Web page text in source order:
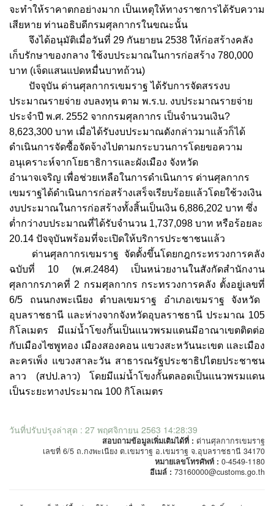
จะทำให้ราคาตกอย่างมาก เป็นเหตุให้ทางราชการได้รับความ
เสียหาย ท่านอธิบดีกรมศุลกากรในขณะนั้น
จึงได้อนุมัติเมื่อวันที่ 29 กันยายน 2538 ให้ก่อสร้างคลัง
เก็บรักษาของกลาง ใช้งบประมาณในการก่อสร้าง 780,000
บาท (เจ็ดแสนแปดหมื่นบาทถ้วน)
ปัจจุบัน ด่านศุลกากรเขมราฐ ได้รับการจัดสรรงบ
ประมาณรายจ่าย งบลงทุน ตาม พ.ร.บ. งบประมาณรายจ่าย
ประจำปี พ.ศ. 2552 จากกรมศุลกากร เป็นจำนวนเงิน?
8,623,300 บาท เมื่อได้รับงบประมาณดังกล่าวมาแล้วก็ได้
ดำเนินการจัดซื้อจัดจ้างไปตามกระบวนการโดยขอความ
อนุเคราะห์จากโยธาธิการและผังเมือง จังหวัด
อำนาจเจริญ เพื่อช่วยเหลือในการดำเนินการ ด่านศุลกากร
เขมราฐได้ดำเนินการก่อสร้างเสร็จเรียบร้อยแล้วโดยใช้วงเงิน
งบประมาณในการก่อสร้างทั้งสิ้นเป็นเงิน 6,886,202 บาท ซึ่ง
ต่ำกว่างบประมาณที่ได้รับจำนวน 1,737,098 บาท หรือร้อยละ
20.14 ปัจจุบันพร้อมที่จะเปิดให้บริการประชาชนแล้ว
ด่านศุลกากรเขมราฐ
จัดตั้งขึ้นโดยกฎกระทรวงการคลัง
ฉบับที่ 10 (พ.ศ.2484) เป็นหน่วยงานในสังกัดสำนักงาน
ศุลกากรภาคที่ 2 กรมศุลกากร กระทรวงการคลัง ตั้งอยู่เลขที่
6/5 ถนนกงพะเนียง ตำบลเขมราฐ อำเภอเขมราฐ
จังหวัด
อุบลราชธานี และห่างจากจังหวัดอุบลราชธานี ประมาณ 105
กิโลเมตร
มีแม่น้ำโขงกั้นเป็นแนวพรมแดนมีอาณาเขตติดต่อ
กับเมืองไซพูทอง เมืองสองคอน แขวงสะหวันนะเขต และเมือง
ละครเพ็ง แขวงสาละวัน สาธารณรัฐประชาธิปไตยประชาชน
ลาว (สปป.ลาว) โดยมีแม่น้ำโขงกั้นตลอดเป็นแนวพรมแดน
เป็นระยะทางประมาณ 100 กิโลเมตร
วันที่ปรับปรุงล่าสุด : 27 พฤศจิกายน 2563 14:28:39
สอบถามข้อมูลเพิ่มเติมได้ที่ : ด่านศุลกากรเขมราฐ
เลขที่ 6/5 ถ.กงพะเนียง ต.เขมราฐ อ.เขมราฐ จ.อุบลราชธานี 34170
หมายเลขโทรศัพท์ : 0-4549-1180
อีเมล์ : 73160000@customs.go.th